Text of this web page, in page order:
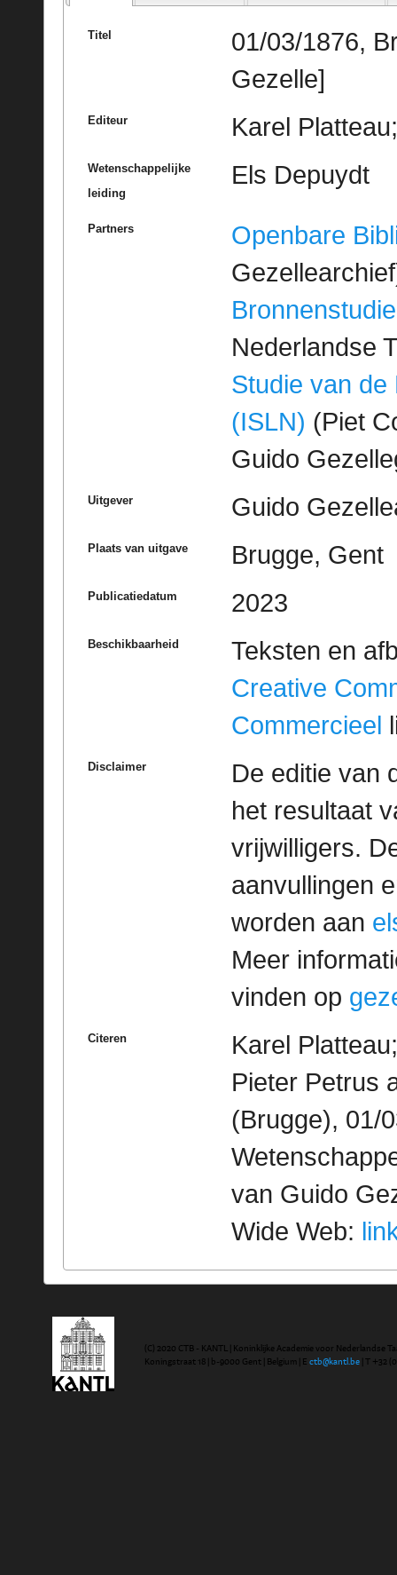
Titel
01/03/1876,
Gezelle]
Editeur Karel
Wetenschappelijke
leiding
Els Depuydt
Partners
Openbare
Bronnenstudie
Nederlandse
Studie van de
(ISLN) (Piet
Guido
Uitgever Guido
Plaats van uitgave Brugge, Gent
Publicatiedatum 2023
Beschikbaarheid
Teksten en
Creative
Commercieel
Disclaimer
De editie van
het resultaat
vrijwilligers.
aanvullingen
worden aan
Meer
vinden op
Citeren
Karel
Pieter Petrus
(Brugge), 01/
van Guido
Wide Web:
(C) 2020 CTB - KANTL | Koninklijke Academie voor Nederlandse
Koningstraat 18 | b-9000 Gent | Belgium | E ctb@kantl.be | T +32